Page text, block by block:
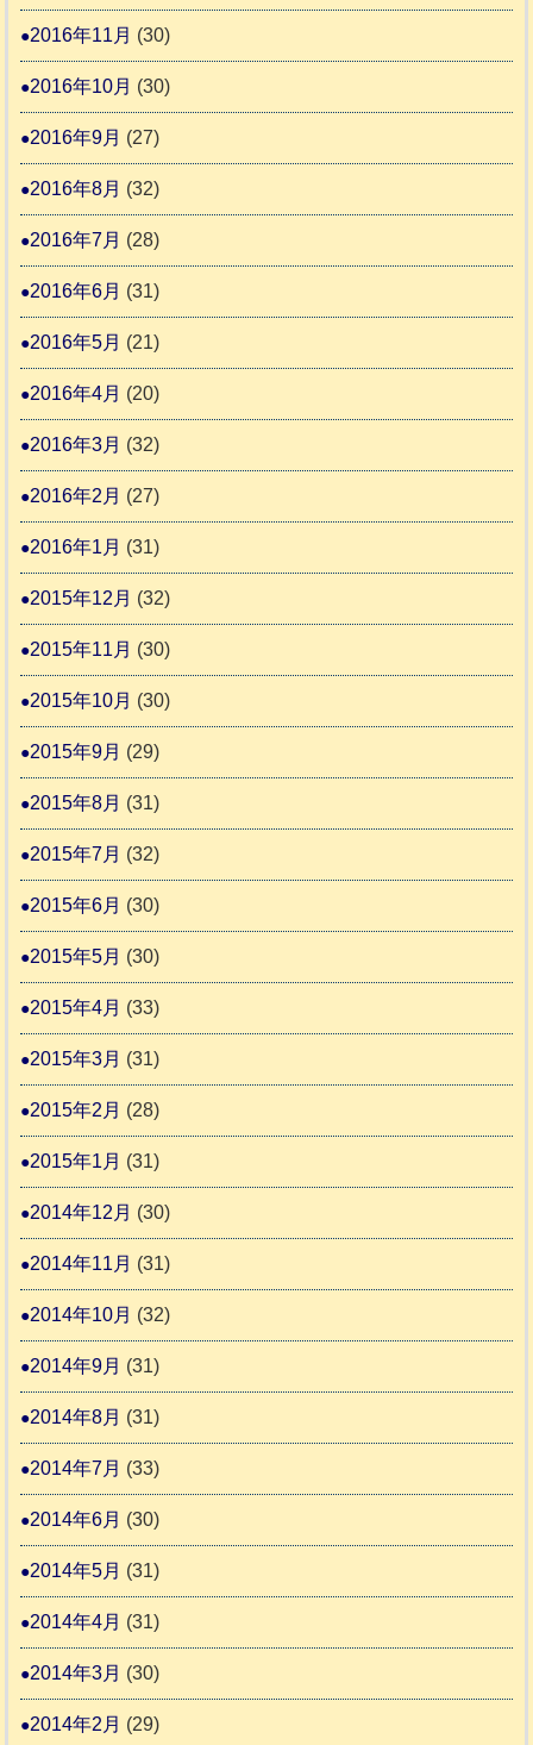
2016年11月 (30)
2016年10月 (30)
2016年9月 (27)
2016年8月 (32)
2016年7月 (28)
2016年6月 (31)
2016年5月 (21)
2016年4月 (20)
2016年3月 (32)
2016年2月 (27)
2016年1月 (31)
2015年12月 (32)
2015年11月 (30)
2015年10月 (30)
2015年9月 (29)
2015年8月 (31)
2015年7月 (32)
2015年6月 (30)
2015年5月 (30)
2015年4月 (33)
2015年3月 (31)
2015年2月 (28)
2015年1月 (31)
2014年12月 (30)
2014年11月 (31)
2014年10月 (32)
2014年9月 (31)
2014年8月 (31)
2014年7月 (33)
2014年6月 (30)
2014年5月 (31)
2014年4月 (31)
2014年3月 (30)
2014年2月 (29)